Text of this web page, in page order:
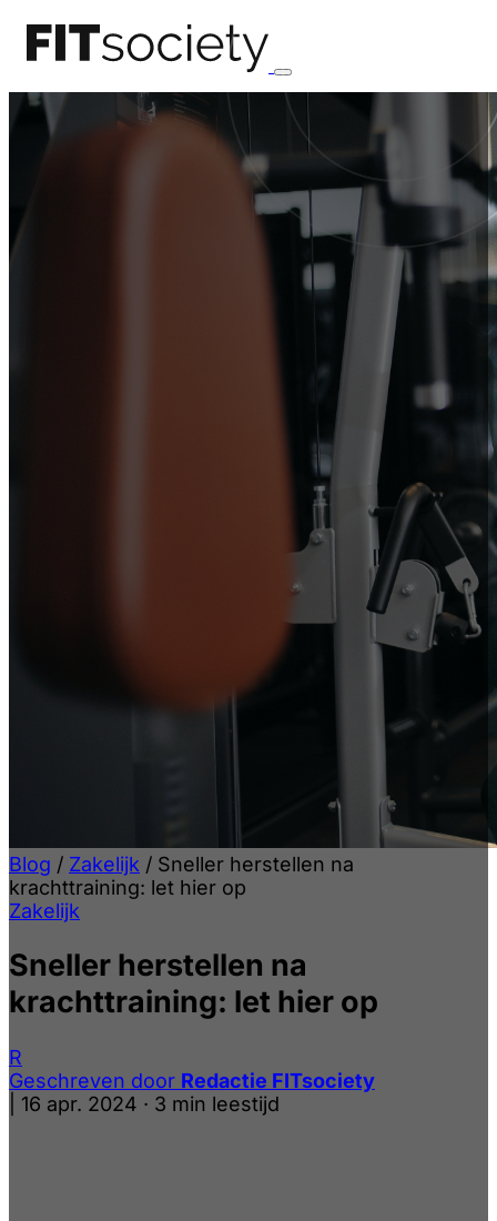
Blog / Zakelijk / Sneller herstellen na
krachttraining: let hier op
Zakelijk
Sneller herstellen na
krachttraining: let hier op
R
Geschreven door Redactie FITsociety
16 apr. 2024 · 3 min leestijd